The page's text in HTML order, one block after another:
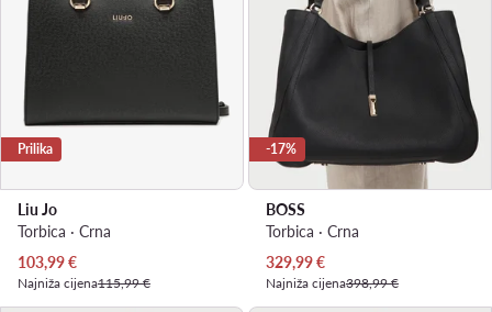
Prilika
Liu Jo
Torbica · Crna
Trenutna cijena
103,99€
Najniža cijena115,99 €
-17%
BOSS
Torbica · Crna
Trenutna cijena
329,99€
Najniža cijena398,99 €